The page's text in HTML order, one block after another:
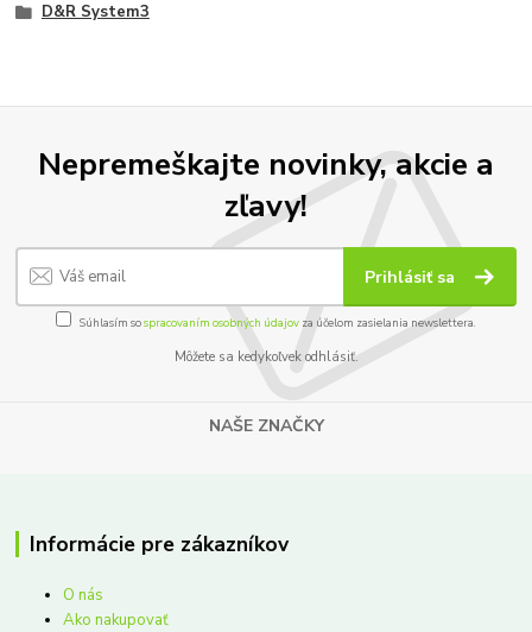
D&R System3
Nepremeškajte novinky, akcie a
zľavy!
Prihlásiť sa
Súhlasím sospracovaním osobných údajov za účelom zasielania newslettera.
Môžete sa kedykoľvek odhlásiť.
NAŠE ZNAČKY
Informácie pre zákazníkov
O nás
Ako nakupovať